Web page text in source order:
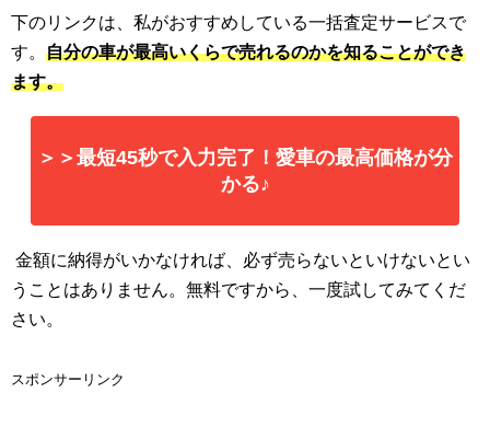
下のリンクは、私がおすすめしている一括査定サービスで
す。 自分の車が最高いくらで売れるのかを知ることができ
ます。
＞＞最短45秒で入力完了！愛車の最高価格が分
かる♪
金額に納得がいかなければ、必ず売らないといけないとい
うことはありません。無料ですから、一度試してみてくだ
さい。
スポンサーリンク